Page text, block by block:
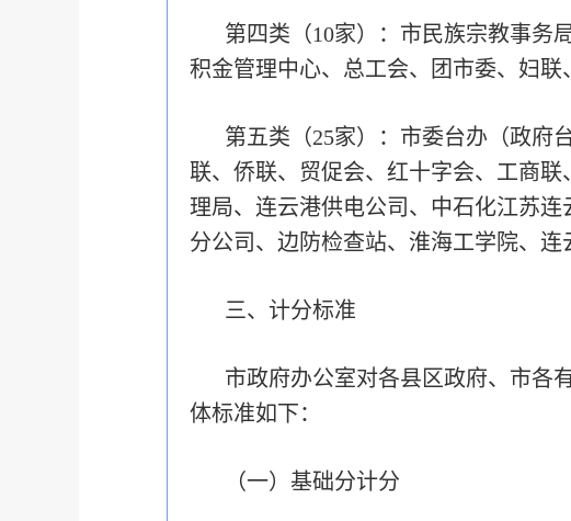
第四类（10家）：市民族宗教事务
积金管理中心、总工会、团市委、妇联
第五类（25家）：市委台办（政府
联、侨联、贸促会、红十字会、工商
理局、连云港供电公司、中石化江苏
分公司、边防检查站、淮海工学院、连
三、计分标准
市政府办公室对各县区政府、市各
体标准如下：
（一）基础分计分